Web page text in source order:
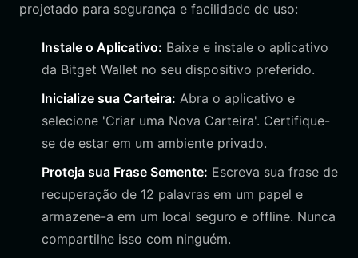
projetado para segurança e facilidade de uso:
Instale o Aplicativo: Baixe e instale o aplicativo
da Bitget Wallet no seu dispositivo preferido.
Inicialize sua Carteira: Abra o aplicativo e
selecione 'Criar uma Nova Carteira'. Certifique-
se de estar em um ambiente privado.
Proteja sua Frase Semente: Escreva sua frase de
recuperação de 12 palavras em um papel e
armazene-a em um local seguro e offline. Nunca
compartilhe isso com ninguém.